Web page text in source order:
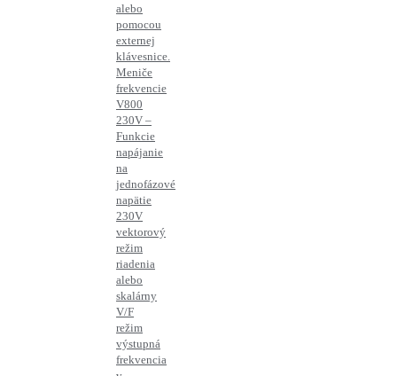
alebo
pomocou
externej
klávesnice.
Meniče
frekvencie
V800
230V –
Funkcie
napájanie
na
jednofázové
napätie
230V
vektorový
režim
riadenia
alebo
skalárny
V/F
režim
výstupná
frekvencia